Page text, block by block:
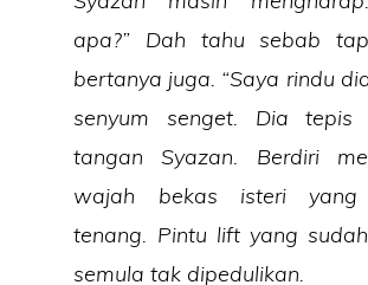
apa?” Dah tahu sebab
bertanya juga. “Saya rindu
senyum senget. Dia tepis
tangan Syazan. Berdiri
wajah bekas isteri yang
tenang. Pintu lift yang
semula tak dipedulikan.